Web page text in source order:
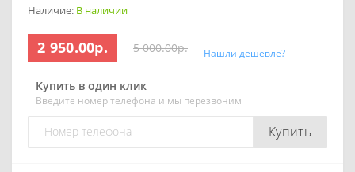
Наличие: В наличии
2 950.00р. 5 000.00р. Нашли дешевле?
Купить в один клик
Введите номер телефона и мы перезвоним
Купить